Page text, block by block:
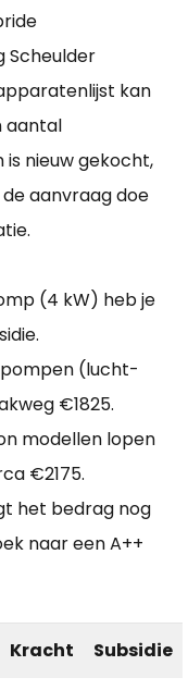
Scheulder
kan
aantal
nieuw gekocht,
aanvraag doe
(4 kW) heb je
(lucht-
€1825.
modellen lopen
€2175.
het bedrag nog
naar een A++
Kracht Subsidie